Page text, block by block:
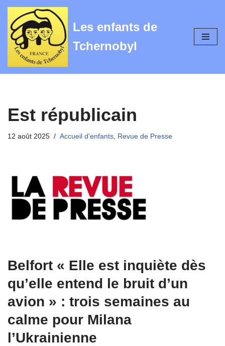
Aller
au
contenu
Les enfants de
Tchernobyl
Est républicain
12 août 2025 Accueil d'enfants Revue de Presse
Belfort « Elle est inquiète dès
qu’elle entend le bruit d’un
avion » : trois semaines au
calme pour Milana
l’Ukrainienne